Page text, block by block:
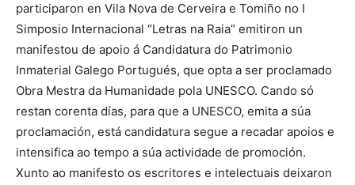
participaron en Vila Nova de Cerveira e Tomiño no I
Simposio Internacional “Letras na Raia” emitiron un
manifestou de apoio á Candidatura do Patrimonio
Inmaterial Galego Portugués, que opta a ser proclamado
Obra Mestra da Humanidade pola UNESCO. Cando só
restan corenta días, para que a UNESCO, emita a súa
proclamación, está candidatura segue a recadar apoios e
intensifica ao tempo a súa actividade de promoción.
Xunto ao manifesto os escritores e intelectuais deixaron